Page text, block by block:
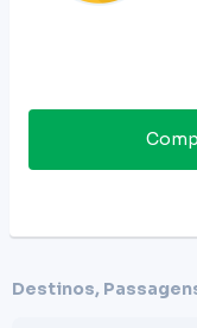
Destinos,